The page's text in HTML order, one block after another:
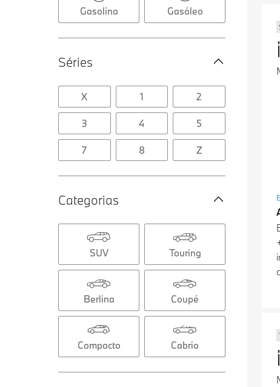
Gasolina Gasóleo
Séries
X 1 2
3 4 5
7 8 Z
Categorias
SUV Touring
Berlina Coupé
Compacto Cabrio